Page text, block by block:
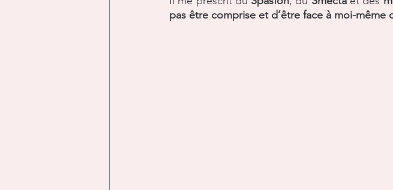
pas être comprise et d’être face à moi-même